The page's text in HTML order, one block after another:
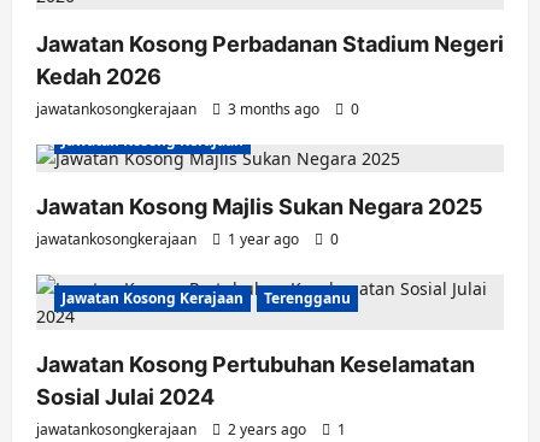
Jawatan Kosong Perbadanan Stadium Negeri
Kedah 2026
jawatankosongkerajaan 3 months ago
0
Jawatan Kosong Kerajaan
Jawatan Kosong Majlis Sukan Negara 2025
jawatankosongkerajaan 1 year ago 0
Jawatan Kosong Kerajaan Terengganu
Jawatan Kosong Pertubuhan Keselamatan
Sosial Julai 2024
jawatankosongkerajaan 2 years ago 1